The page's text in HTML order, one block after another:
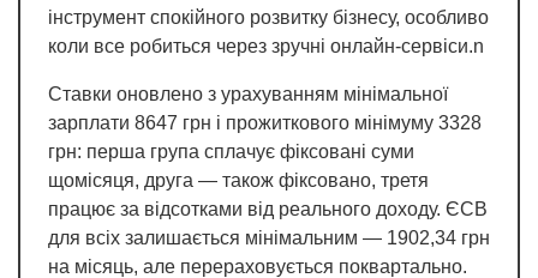
інструмент спокійного розвитку бізнесу, особливо
коли все робиться через зручні онлайн-сервіси.n
Ставки оновлено з урахуванням мінімальної
зарплати 8647 грн і прожиткового мінімуму 3328
грн: перша група сплачує фіксовані суми
щомісяця, друга — також фіксовано, третя
працює за відсотками від реального доходу. ЄСВ
для всіх залишається мінімальним — 1902,34 грн
на місяць, але перераховується поквартально.